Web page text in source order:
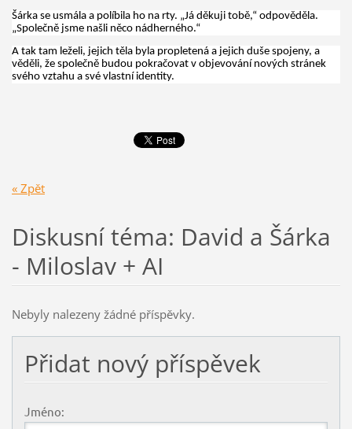
Šárka se usmála a políbila ho na rty. „Já děkuji tobě,“ odpověděla.
„Společně jsme našli něco nádherného.“
A tak tam leželi, jejich těla byla propletená a jejich duše spojeny, a
věděli, že společně budou pokračovat v objevování nových stránek
svého vztahu a své vlastní identity.
« Zpět
Diskusní téma: David a Šárka
- Miloslav + AI
Nebyly nalezeny žádné příspěvky.
Přidat nový příspěvek
Jméno: